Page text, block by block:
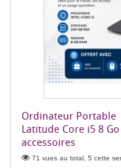
Ordinateur
Latitude Core i5 8 Go
accessoires
71 vues au total, 5 cette